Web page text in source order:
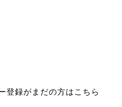
生が参加できるボランティア
ンティアはじめの一歩
登録がまだの方はこちら